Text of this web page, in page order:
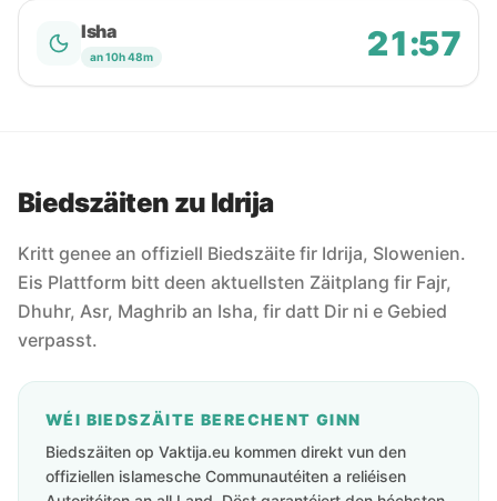
Isha
an 10h 48m 21:57
Biedszäiten zu Idrija
Kritt genee an offiziell Biedszäite fir Idrija, Slowenien.
Eis Plattform bitt deen aktuellsten Zäitplang fir Fajr,
Dhuhr, Asr, Maghrib an Isha, fir datt Dir ni e Gebied
verpasst.
WÉI BIEDSZÄITE BERECHENT GINN
Biedszäiten op Vaktija.eu kommen direkt vun den
offiziellen islamesche Communautéiten a reliéisen